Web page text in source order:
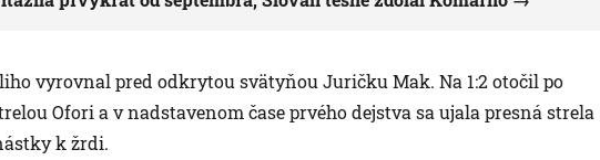
vyrovnal pred odkrytou svätyňou Juričku Mak. Na 1:2 otočil po
Ofori a v nadstavenom čase prvého dejstva sa ujala presná strela
k žrdi.